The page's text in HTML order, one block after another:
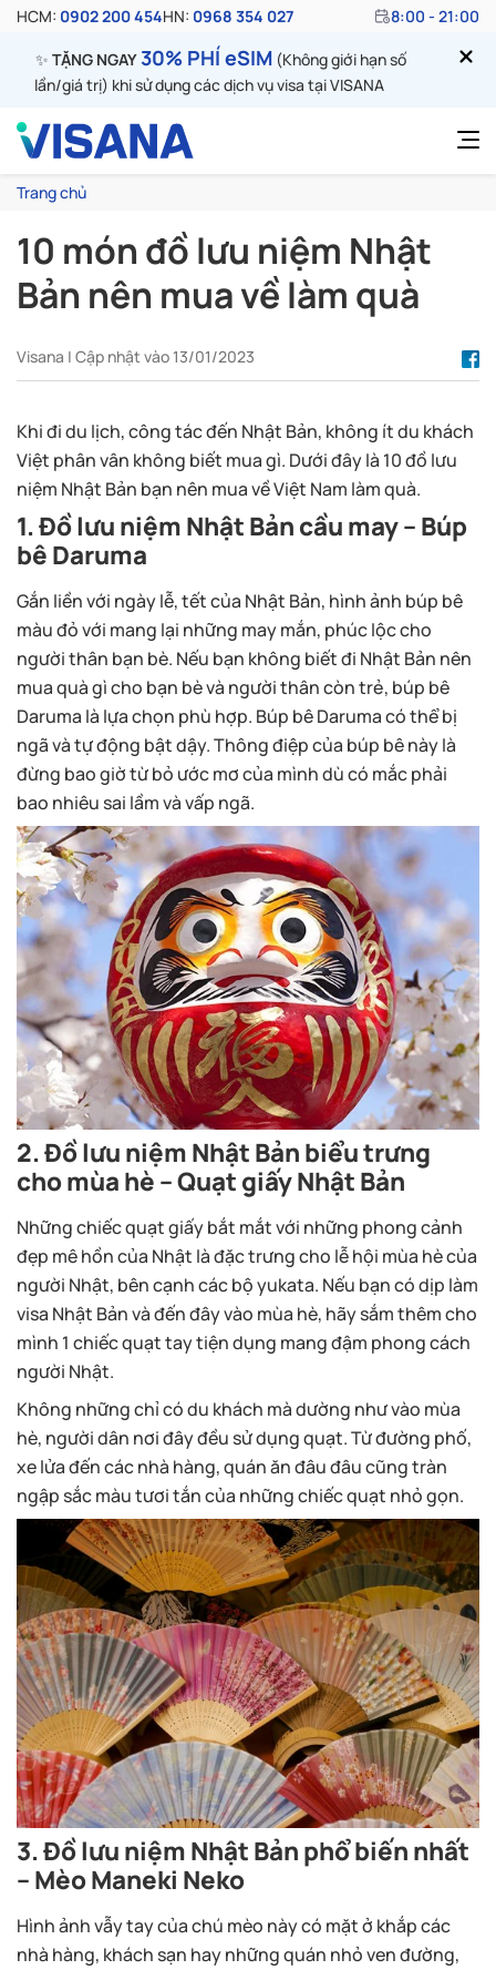
HCM: 0902 200 454HN: 0968 354 027 8:00 - 21:00
✨ TẶNG NGAY30% PHÍ eSIM (Không giới hạn số
lần/giá trị) khi sử dụng các dịch vụ visa tại VISANA
Trang chủ
10 món đồ lưu niệm Nhật
Bản nên mua về làm quà
Visana | Cập nhật vào 13/01/2023
Khi đi du lịch, công tác đến Nhật Bản, không ít du khách
Việt phân vân không biết mua gì. Dưới đây là 10 đồ lưu
niệm Nhật Bản bạn nên mua về Việt Nam làm quà.
1. Đồ lưu niệm Nhật Bản cầu may – Búp
bê Daruma
Gắn liền với ngày lễ, tết của Nhật Bản, hình ảnh búp bê
màu đỏ với mang lại những may mắn, phúc lộc cho
người thân bạn bè. Nếu bạn không biết đi Nhật Bản nên
mua quà gì cho bạn bè và người thân còn trẻ, búp bê
Daruma là lựa chọn phù hợp. Búp bê Daruma có thể bị
ngã và tự động bật dậy. Thông điệp của búp bê này là
đừng bao giờ từ bỏ ước mơ của mình dù có mắc phải
bao nhiêu sai lầm và vấp ngã.
2. Đồ lưu niệm Nhật Bản biểu trưng
cho mùa hè – Quạt giấy Nhật Bản
Những chiếc quạt giấy bắt mắt với những phong cảnh
đẹp mê hồn của Nhật là đặc trưng cho lễ hội mùa hè của
người Nhật, bên cạnh các bộ yukata. Nếu bạn có dịp làm
visa Nhật Bản và đến đây vào mùa hè, hãy sắm thêm cho
mình 1 chiếc quạt tay tiện dụng mang đậm phong cách
người Nhật.
Không những chỉ có du khách mà dường như vào mùa
hè, người dân nơi đây đều sử dụng quạt. Từ đường phố,
xe lửa đến các nhà hàng, quán ăn đâu đâu cũng tràn
ngập sắc màu tươi tắn của những chiếc quạt nhỏ gọn.
3. Đồ lưu niệm Nhật Bản phổ biến nhất
– Mèo Maneki Neko
Hình ảnh vẫy tay của chú mèo này có mặt ở khắp các
nhà hàng, khách sạn hay những quán nhỏ ven đường,